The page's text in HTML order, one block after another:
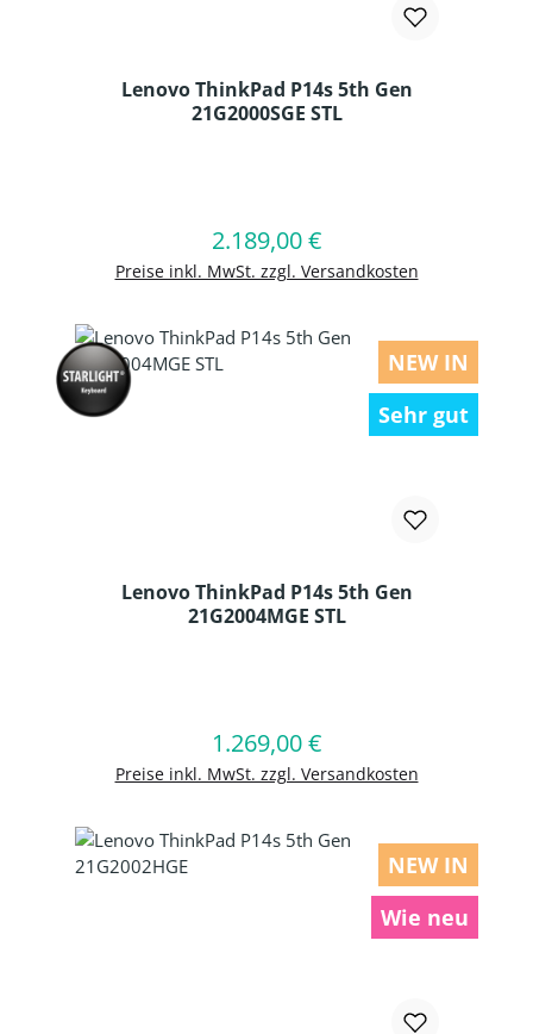
Lenovo ThinkPad P14s 5th Gen
21G2000SGE STL
Regulärer Preis:
2.189,00 €
Preise inkl. MwSt. zzgl. Versandkosten
In den Warenkorb
NEW IN
Sehr gut
Lenovo ThinkPad P14s 5th Gen
21G2004MGE STL
Regulärer Preis:
1.269,00 €
Preise inkl. MwSt. zzgl. Versandkosten
In den Warenkorb
NEW IN
Wie neu